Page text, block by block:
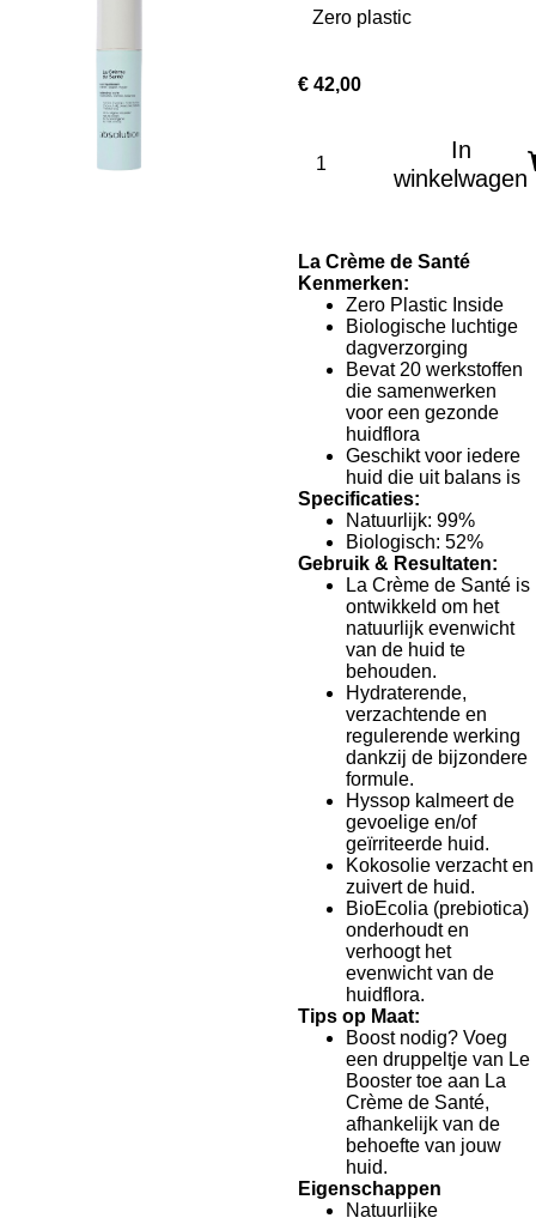
Zero plastic
€ 42,00
In
winkelwagen
La Crème de Santé
Kenmerken:
Zero Plastic Inside
Biologische luchtige
dagverzorging
Bevat 20 werkstoffen
die samenwerken
voor een gezonde
huidflora
Geschikt voor iedere
huid die uit balans is
Specificaties:
Natuurlijk: 99%
Biologisch: 52%
Gebruik & Resultaten:
La Crème de Santé is
ontwikkeld om het
natuurlijk evenwicht
van de huid te
behouden.
Hydraterende,
verzachtende en
regulerende werking
dankzij de bijzondere
formule.
Hyssop kalmeert de
gevoelige en/of
geïrriteerde huid.
Kokosolie verzacht en
zuivert de huid.
BioEcolia (prebiotica)
onderhoudt en
verhoogt het
evenwicht van de
huidflora.
Tips op Maat:
Boost nodig? Voeg
een druppeltje van Le
Booster toe aan La
Crème de Santé,
afhankelijk van de
behoefte van jouw
huid.
Eigenschappen
Natuurlijke